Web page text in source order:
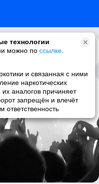
технологии
можно по ссылке
и связанная с ними
наркотических
аналогов причиняет
запрещён и влечёт
ответственность
Oates
blue-eyed soul